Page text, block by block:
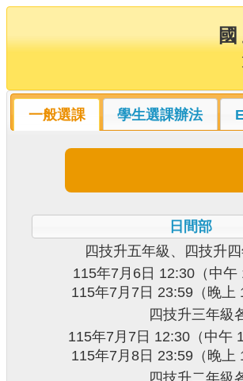
一般選課 學生選課辦法
日間部
四技升五年級、四技升
115年7月6日 12:30 （中
115年7月7日 23:59 （晚
四技升三年級
115年7月7日 12:30 （中午
115年7月8日 23:59 （晚